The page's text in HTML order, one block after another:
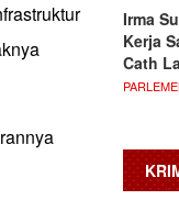
Irma
Kerja
Cath